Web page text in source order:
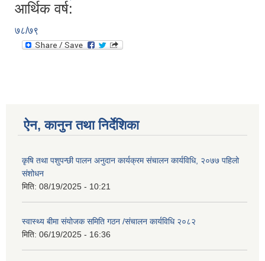
आर्थिक वर्ष:
७८/७९
ऐन, कानुन तथा निर्देशिका
कृषि तथा पशुपन्छी पालन अनुदान कार्यक्रम संचालन कार्यविधि, २०७७ पहिलो
संशोधन
मिति: 08/19/2025 - 10:21
स्वास्थ्य बीमा संयोजक समिति गठन /संचालन कार्यविधि २०८२
मिति: 06/19/2025 - 16:36